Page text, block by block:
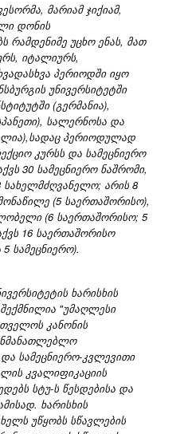
მარიამ ჯიქიამ,
დონის
უცხო ენას, მათ
იტალიურს,
პერიოდში იყო
უნივერსიტეტში
(გერმანია),
სალერნოსა და
პერიოდულად
კურსს და სამეცნიერო
30 სამეცნიერო ნაშრომი,
არის 8
(5 საერთაშორისო),
(6 საერთაშორისო; 5
16 საერთაშორისო
სამეცნიერო).
ხარისხის
"უმაღლესი
კანონის
სამეცნიერო-კვლევითი
კვალიფიკაციის
სტუ-ს წესდებისა და
ხარისხის
უწყობს სწავლების